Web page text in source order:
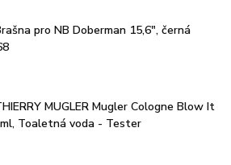
pro NB Doberman 15,6", černá
MUGLER Mugler Cologne Blow It
Toaletná voda - Tester